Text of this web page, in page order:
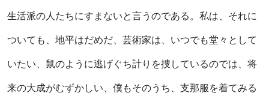
生活派の人たちにすまないと言うのである。私は、それに
ついても、地平はだめだ、芸術家は、いつでも堂々として
いたい、鼠のように逃げぐち計りを捜しているのでは、将
来の大成がむずかしい、僕もそのうち、支那服を着てみる